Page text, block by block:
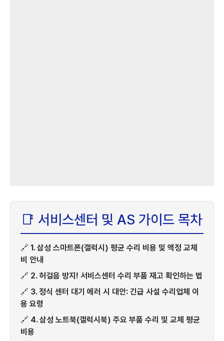
📑 서비스센터 및 AS 가이드 목차
🔗 1. 삼성 스마트폰(갤럭시) 평균 수리 비용 및 액정 교체
비 안내
🔗 2. 허걸음 방지! 서비스센터 수리 부품 재고 확인하는 법
🔗 3. 정식 센터 대기 에러 시 대안: 긴급 사설 수리업체 이
용 요령
🔗 4. 삼성 노트북(갤럭시북) 주요 부품 수리 및 교체 평균
비용